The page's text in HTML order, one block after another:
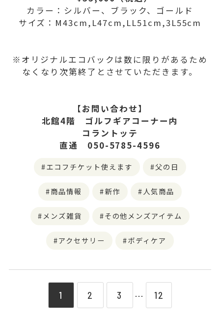
カラー：シルバー、ブラック、ゴールド
サイズ：M43cm,L47cm,LL51cm,3L55cm
※オリジナルエコバックは数に限りがあるため
なくなり次第終了とさせていただきます。
【お問い合わせ】
北館4階 ゴルフギアコーナー内
コラントッテ
直通 050-5785-4596
エコフチケット使えます 父の日
商品情報 新作 人気商品
メンズ雑貨 その他メンズアイテム
アクセサリー ボディケア
1 2 3 ⋯ 12